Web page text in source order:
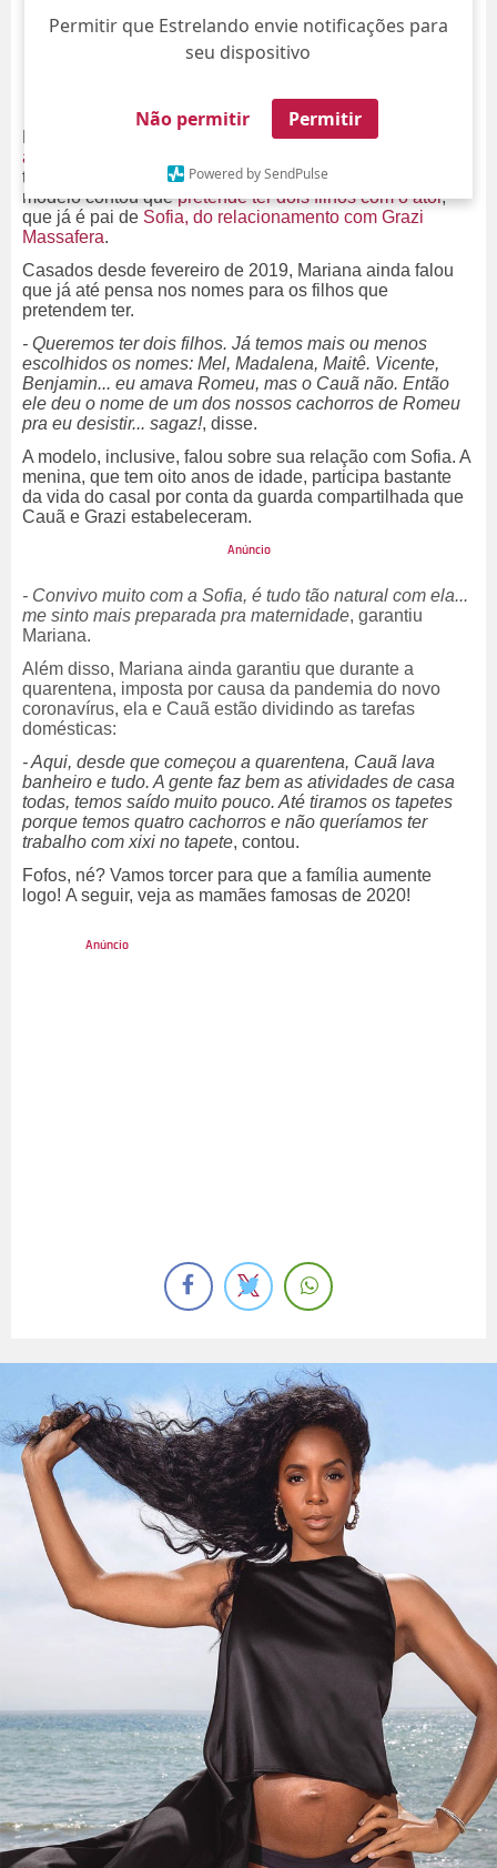
Permitir que Estrelando envie notificações para
seu dispositivo
Não permitir Permitir
Powered by SendPulse
Mariana Goldfarb surpreendeu ao revelar seus planos de
aumentar a família com Cauã Reymond
transmissão ao vivo com a jornalista Mônica Salgado, a
modelo contou quepretende ter dois filhos com o ator,
que já é pai de Sofia, do relacionamento com Grazi
Massafera.
Casados desde fevereiro de 2019, Mariana ainda falou
que já até pensa nos nomes para os filhos que
pretendem ter.
- Queremos ter dois filhos. Já temos mais ou menos
escolhidos os nomes: Mel, Madalena, Maitê. Vicente,
Benjamin... eu amava Romeu, mas o Cauã não. Então
ele deu o nome de um dos nossos cachorros de Romeu
pra eu desistir... sagaz!, disse.
A modelo, inclusive, falou sobre sua relação com Sofia. A
menina, que tem oito anos de idade, participa bastante
da vida do casal por conta da guarda compartilhada que
Cauã e Grazi estabeleceram.
- Convivo muito com a Sofia, é tudo tão natural com ela...
me sinto mais preparada pra maternidade, garantiu
Mariana.
Além disso, Mariana ainda garantiu que durante a
quarentena, imposta por causa da pandemia do novo
coronavírus, ela e Cauã estão dividindo as tarefas
domésticas:
- Aqui, desde que começou a quarentena, Cauã lava
banheiro e tudo. A gente faz bem as atividades de casa
todas, temos saído muito pouco. Até tiramos os tapetes
porque temos quatro cachorros e não queríamos ter
trabalho com xixi no tapete, contou.
Fofos, né? Vamos torcer para que a família aumente
logo! A seguir, veja as mamães famosas de 2020!